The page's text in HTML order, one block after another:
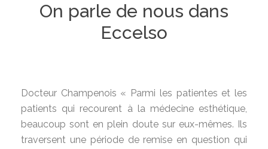
On parle de nous dans
Eccelso
Docteur Champenois « Parmi les patientes et les
patients qui recourent à la médecine esthétique,
beaucoup sont en plein doute sur eux-mêmes. Ils
traversent une période de remise en question qui